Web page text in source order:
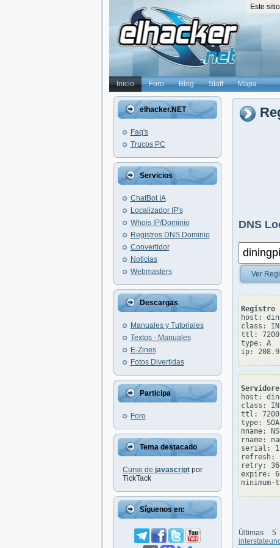
Inicio Foro Blog Staff Mapa
elhacker.NET
Faq's
Trucos PC
Servicios
ChatBot IA
Localizador IP's
Whois IP/Dominio
Registros DNS Dominio
Convertidor
Noticias
Webmasters
Descargas
Manuales y Tutoriales
Textos - Manuales
E-Zines
Fotos Divertidas
Participa
Foro
Tema destacado
Curso de javascriptpor
TickTack
Síguenos en:
DNS
Ver
Registro
host:
class: IN
ttl: 7200
type: A
host:
class: IN
ttl: 7200
type: SOA
mname:
rname:
serial:
refresh:
retry:
expire:
Últimas
Este